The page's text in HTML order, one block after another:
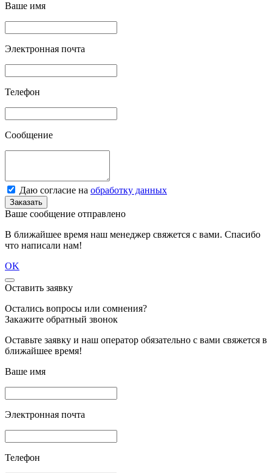
Ваше имя
Электронная почта
Телефон
Сообщение
Даю согласие на обработку данных
Заказать
Ваше сообщение отправлено
В ближайшее время наш менеджер свяжется с вами. Спасибо
что написали нам!
OK
Оставить заявку
Остались вопросы или сомнения?
Закажите обратный звонок
Оставьте заявку и наш оператор обязательно с вами свяжется в
ближайшее время!
Ваше имя
Электронная почта
Телефон